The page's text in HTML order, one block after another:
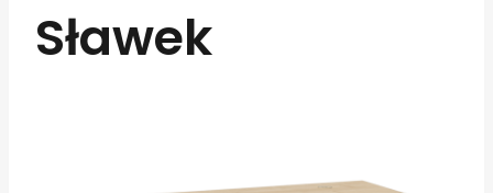
Sławek